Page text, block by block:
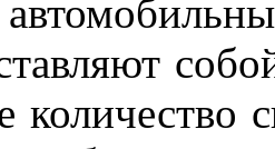
количество